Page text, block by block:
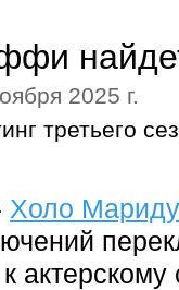
2025 г.
третьего
Холо
актерскому